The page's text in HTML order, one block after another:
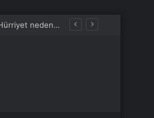
İzmit Belediyesi son dakika: İzmit Belediye Başkanı gözaltına mı alındı? İzmit Belediye Başkanı Fatma Kaplan Hürriyet neden gözaltına alındı?